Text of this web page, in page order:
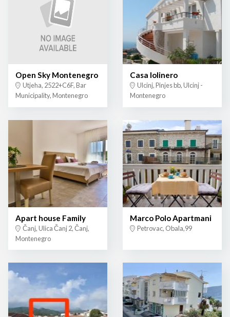
Open Sky Montenegro
Utjeha, 2522+C6F, Bar
Municipality, Montenegro
Casa lolinero
Ulcinj, Pinjes bb, Ulcinj -
Montenegro
Apart house Family
Čanj, Ulica Čanj 2, Čanj,
Montenegro
Marco Polo Apartmani
Petrovac, Obala,99